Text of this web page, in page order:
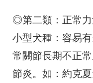
◎第二類：正常
小型犬種：容易
常關節長期不正
節炎。如：約克